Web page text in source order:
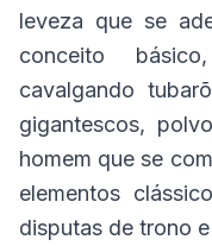
leveza que se
conceito
cavalgando
gigantescos,
homem que se
elementos
disputas de trono